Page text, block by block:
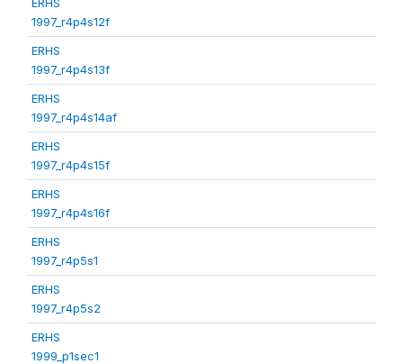
1997_r4p4s12f
ERHS
1997_r4p4s13f
ERHS
1997_r4p4s14af
ERHS
1997_r4p4s15f
ERHS
1997_r4p4s16f
ERHS
1997_r4p5s1
ERHS
1997_r4p5s2
ERHS
1999_p1sec1